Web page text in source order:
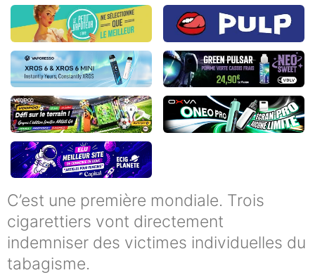
C’est une première mondiale. Trois
cigarettiers vont directement
indemniser des victimes individuelles du
tabagisme.